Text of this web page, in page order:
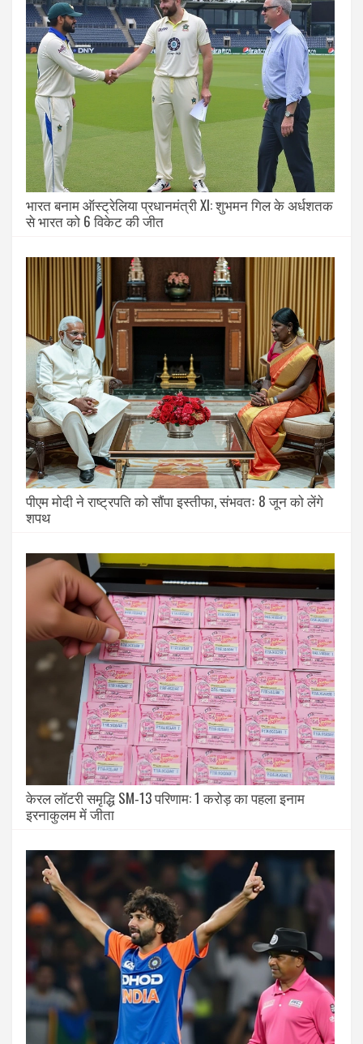
भारत बनाम ऑस्ट्रेलिया प्रधानमंत्री XI: शुभमन गिल के अर्धशतक
से भारत को 6 विकेट की जीत
पीएम मोदी ने राष्ट्रपति को सौंपा इस्तीफा, संभवतः 8 जून को लेंगे
शपथ
केरल लॉटरी समृद्धि SM‑13 परिणाम: 1 करोड़ का पहला इनाम
इरनाकुलम में जीता